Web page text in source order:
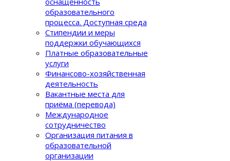
образовательного
процеcса. Доступная среда
Стипендии и меры
поддержки обучающихся
Платные образовательные
услуги
Финансово-хозяйственная
деятельность
Вакантные места для
приёма (перевода)
Международное
сотрудничество
Организация питания в
образовательной
организации